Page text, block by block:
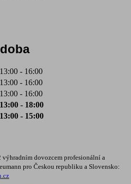
13:00 - 16:00
13:00 - 16:00
13:00 - 16:00
13:00 - 18:00
13:00 - 15:00
výhradním dovozcem profesionální a
pro Českou republiku a Slovensko: